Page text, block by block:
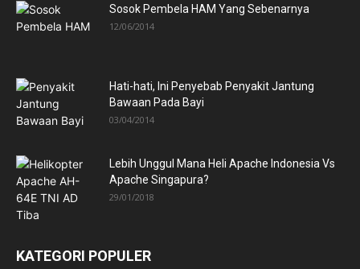
Sosok Pembela HAM Yang Sebenarnya
12/06/2014
Hati-hati, Ini Penyebab Penyakit Jantung
Bawaan Pada Bayi
03/04/2014
Lebih Unggul Mana Heli Apache Indonesia Vs
Apache Singapura?
29/01/2018
KATEGORI POPULER